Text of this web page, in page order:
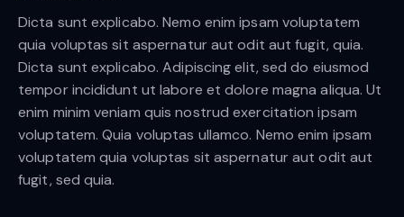
Dicta sunt explicabo. Nemo enim ipsam voluptatem
quia voluptas sit aspernatur aut odit aut fugit, quia.
Dicta sunt explicabo. Adipiscing elit, sed do eiusmod
tempor incididunt ut labore et dolore magna aliqua. Ut
enim minim veniam quis nostrud exercitation ipsam
voluptatem. Quia voluptas ullamco. Nemo enim ipsam
voluptatem quia voluptas sit aspernatur aut odit aut
fugit, sed quia.